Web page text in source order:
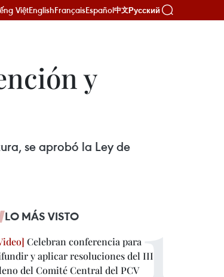
ViệtEnglishFrançaisEspañol中文Русский
y
se aprobó la Ley de
LO MÁS VISTO
Celebran conferencia para
y aplicar resoluciones del III
del Comité Central del PCV